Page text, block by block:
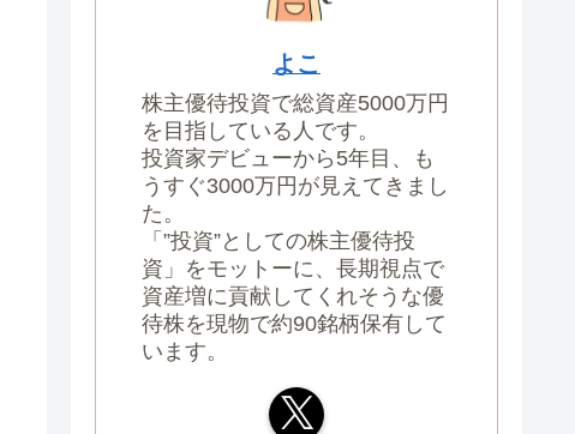
よこ
株主優待投資で総資産5000万円
を目指している人です。
投資家デビューから5年目、も
うすぐ3000万円が見えてきまし
た。
「”投資”としての株主優待投
資」をモットーに、長期視点で
資産増に貢献してくれそうな優
待株を現物で約90銘柄保有して
います。